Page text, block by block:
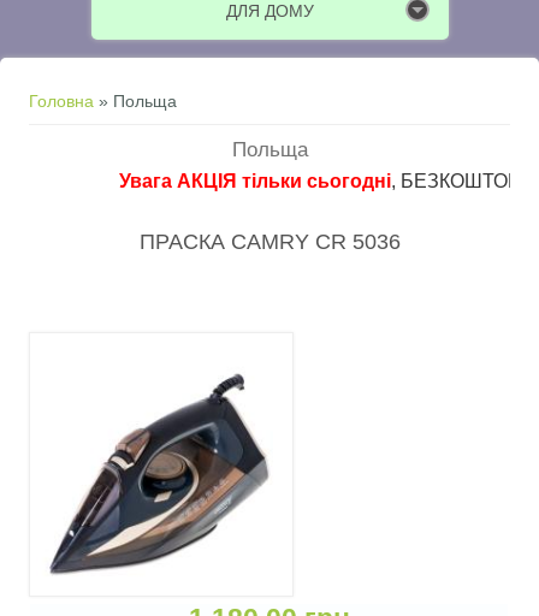
ДЛЯ ДОМУ
Ви є тут
Головна » Польща
Польща
Увага АКЦІЯ тільки сьогодні, БЕЗКОШТОВНА
ПРАСКА CAMRY CR 5036